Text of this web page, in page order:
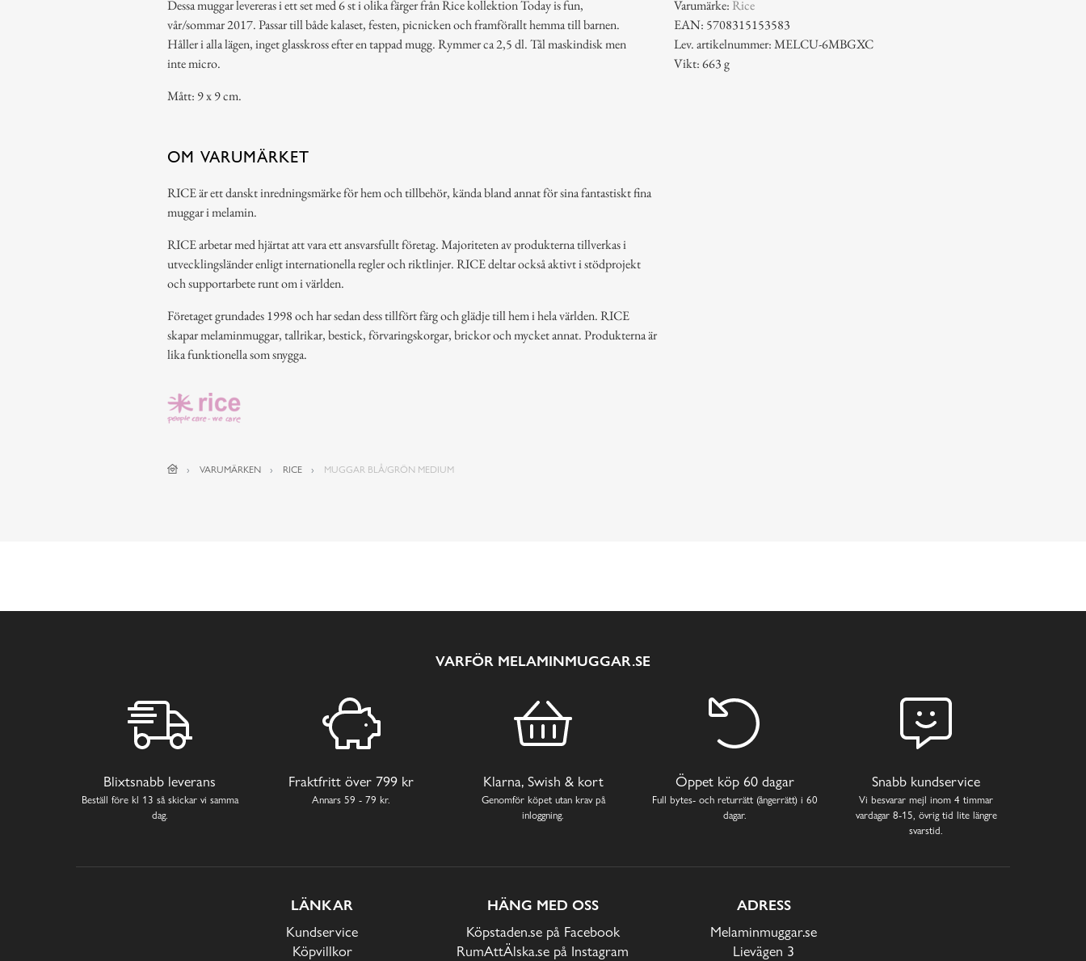
Dessa muggar levereras i ett set med 6 st i olika färger från Rice kollektion Today is fun,
vår/sommar 2017. Passar till både kalaset, festen, picnicken och framförallt hemma till barnen.
Håller i alla lägen, inget glasskross efter en tappad mugg. Rymmer ca 2,5 dl. Tål maskindisk men
inte micro.
Mått: 9 x 9 cm.
Varumärke: Rice
EAN: 5708315153583
Lev. artikelnummer: MELCU-6MBGXC
Vikt: 663 g
OM VARUMÄRKET
RICE är ett danskt inredningsmärke för hem och tillbehör, kända bland annat för sina fantastiskt fina
muggar i melamin.
RICE arbetar med hjärtat att vara ett ansvarsfullt företag. Majoriteten av produkterna tillverkas i
utvecklingsländer enligt internationella regler och riktlinjer. RICE deltar också aktivt i stödprojekt
och supportarbete runt om i världen.
Företaget grundades 1998 och har sedan dess tillfört färg och glädje till hem i hela världen. RICE
skapar melaminmuggar, tallrikar, bestick, förvaringskorgar, brickor och mycket annat. Produkterna är
lika funktionella som snygga.
VARUMÄRKEN RICE MUGGAR BLÅ/GRÖN MEDIUM
VARFÖR MELAMINMUGGAR.SE
Blixtsnabb leverans
Beställ före kl 13 så skickar vi samma
dag.
Fraktfritt över 799 kr
Annars 59 - 79 kr.
Klarna, Swish & kort
Genomför köpet utan krav på
inloggning.
Öppet köp 60 dagar
Full bytes- och returrätt (ångerrätt) i 60
dagar.
Snabb kundservice
Vi besvarar mejl inom 4 timmar
vardagar 8-15, övrig tid lite längre
svarstid.
LÄNKAR
Kundservice
Köpvillkor
HÄNG MED OSS
Köpstaden.se på Facebook
RumAttÄlska.se på Instagram
ADRESS
Melaminmuggar.se
Lievägen 3